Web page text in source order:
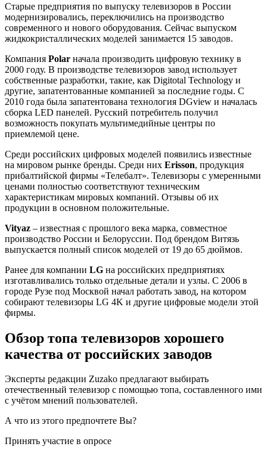
Старые предприятия по выпуску телевизоров в России
модернизировались, переключились на производство
современного и нового оборудования. Сейчас выпуском
жидкокристаллических моделей занимается 15 заводов.
Компания Polar начала производить цифровую технику в
2000 году. В производстве телевизоров завод использует
собственные разработки, такие, как Digitotal Technology и
другие, запатентованные компанией за последние годы. С
2010 года была запатентована технология DGview и началась
сборка LED панелей. Русский потребитель получил
возможность покупать мультимедийные центры по
приемлемой цене.
Среди российских цифровых моделей появились известные
на мировом рынке бренды. Среди них Erisson, продукция
прибалтийской фирмы «Телебалт». Телевизоры с умеренными
ценами полностью соответствуют техническим
характеристикам мировых компаний. Отзывы об их
продукции в основном положительные.
Vityaz – известная с прошлого века марка, совместное
производство России и Белоруссии. Под брендом Витязь
выпускается полный список моделей от 19 до 65 дюймов.
Ранее для компании LG на российских предприятиях
изготавливались только отдельные детали и узлы. С 2006 в
городе Рузе под Москвой начал работать завод, на котором
собирают телевизоры LG 4K и другие цифровые модели этой
фирмы.
Обзор топа телевизоров хорошего
качества от российских заводов
Эксперты редакции Zuzako предлагают выбирать
отечественный телевизор с помощью топа, составленного ими
с учётом мнений пользователей.
А что из этого предпочтете Вы?
Принять участие в опросе